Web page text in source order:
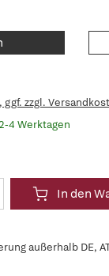
zzgl.
4 Werktagen
In den
außerhalb DE,